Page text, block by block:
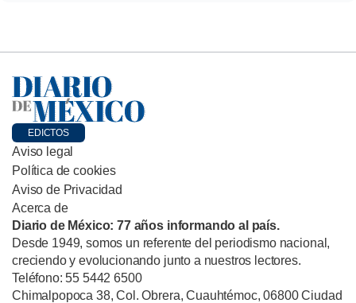
EDICTOS
Aviso legal
Política de cookies
Aviso de Privacidad
Acerca de
Diario de México: 77 años informando al país.
Desde 1949, somos un referente del periodismo nacional,
creciendo y evolucionando junto a nuestros lectores.
Teléfono: 55 5442 6500
Chimalpopoca 38, Col. Obrera, Cuauhtémoc, 06800 Ciudad